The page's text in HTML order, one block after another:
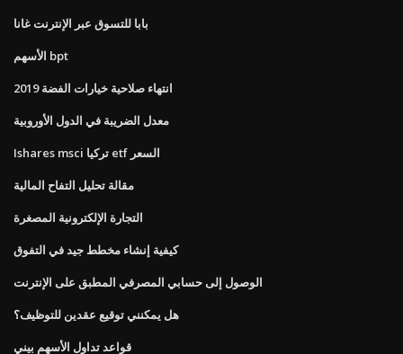
بابا للتسوق عبر الإنترنت غانا
الأسهم bpt
انتهاء صلاحية خيارات الفضة 2019
معدل الضريبة في الدول الأوروبية
Ishares msci تركيا etf السعر
مقالة تحليل التفاح المالية
التجارة الإلكترونية المصغرة
كيفية إنشاء مخطط جيد في التفوق
الوصول إلى حسابي المصرفي المطبق على الإنترنت
هل يمكنني توقيع عقدين للتوظيف؟
قواعد تداول الأسهم بيني